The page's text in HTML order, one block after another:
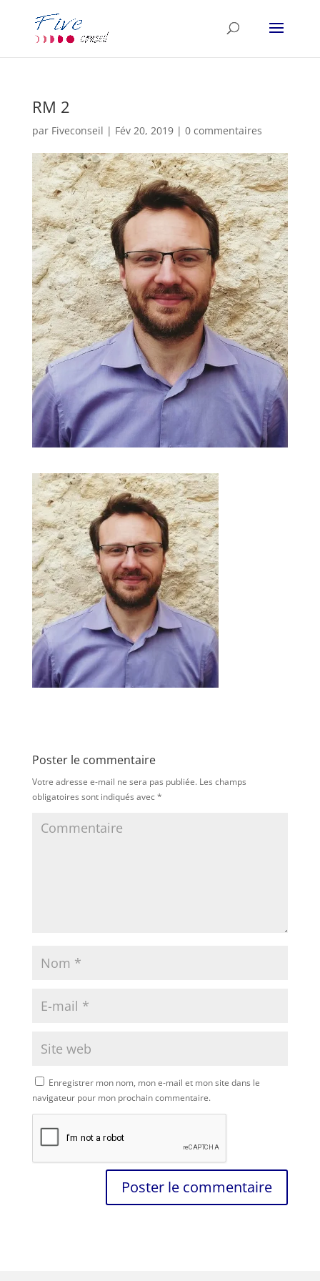
RM 2
par Fiveconseil | Fév 20, 2019| 0 commentaires
Poster le commentaire
Votre adresse e-mail ne sera pas publiée.Les champs
obligatoires sont indiqués avec*
Enregistrer mon nom, mon e-mail et mon site dans le
navigateur pour mon prochain commentaire.